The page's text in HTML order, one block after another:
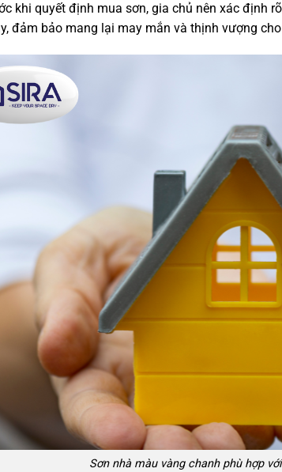
khi quyết định mua sơn, gia chủ nên xác định
đảm bảo mang lại may mắn và thịnh vượng
Sơn nhà màu vàng chanh phù hợp